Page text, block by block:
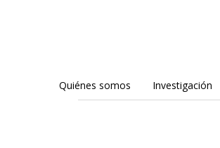
Quiénes somos Investigación